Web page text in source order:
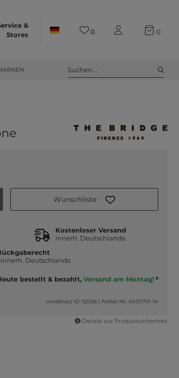
&
Stores
0 0
Suchen ...
Wunschliste
Kostenloser Versand
innerh. Deutschlands
Deutschlands
bestellt & bezahlt, Versand am Montag! 8
modeherz ID: 52266 |Artikel Nr.: 04131701 14
Details zur Produktsicherheit